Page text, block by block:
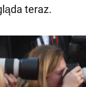
teraz.